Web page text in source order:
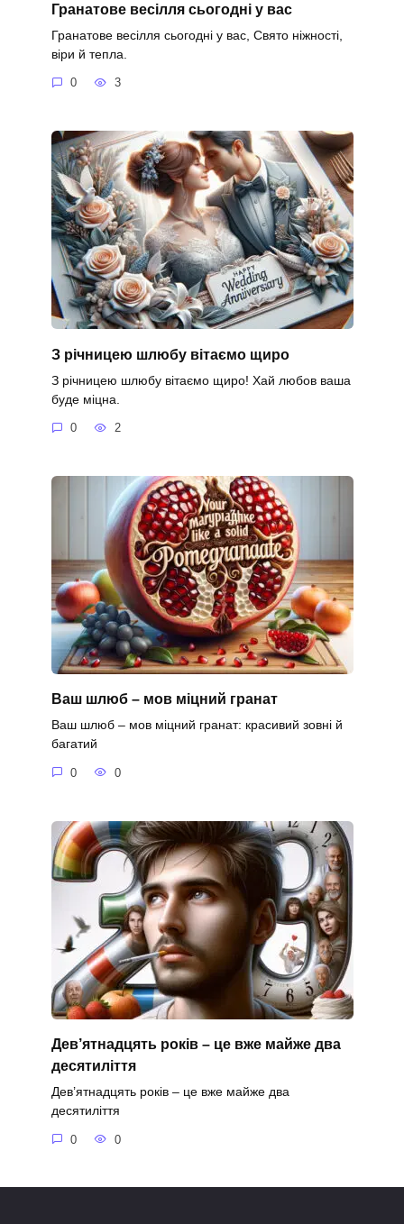
Гранатове весілля сьогодні у вас
Гранатове весілля сьогодні у вас, Свято ніжності,
віри й тепла.
0 3
З річницею шлюбу вітаємо щиро
З річницею шлюбу вітаємо щиро! Хай любов ваша
буде міцна.
0 2
Ваш шлюб – мов міцний гранат
Ваш шлюб – мов міцний гранат: красивий зовні й
багатий
0 0
Дев’ятнадцять років – це вже майже два
десятиліття
Дев’ятнадцять років – це вже майже два
десятиліття
0 0